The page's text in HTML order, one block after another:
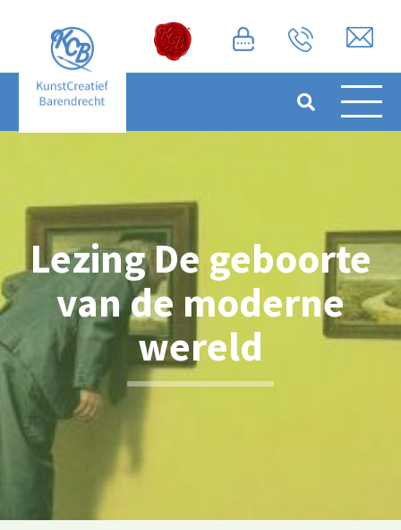
Lezing De geboorte
van de moderne
wereld